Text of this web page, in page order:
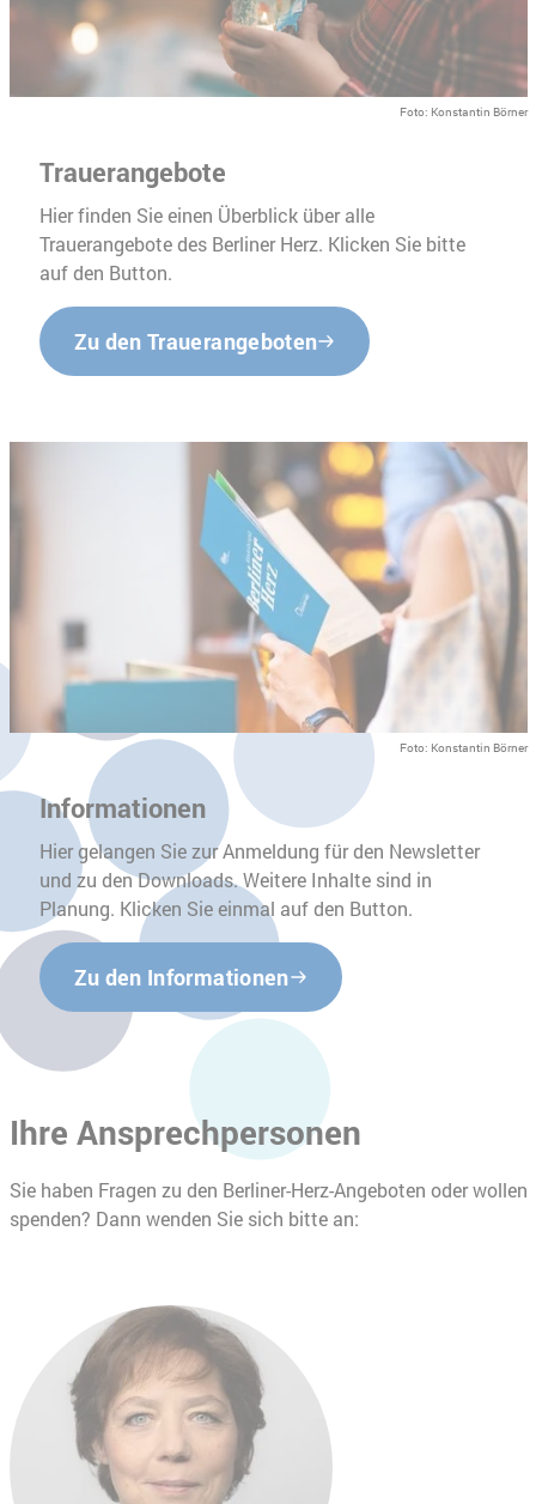
Foto: Konstantin Börner
Trauerangebote
Hier finden Sie einen Überblick über alle
Trauerangebote des Berliner Herz. Klicken Sie bitte
auf den Button.
Zu den Trauerangeboten
Foto: Konstantin Börner
Informationen
Hier gelangen Sie zur Anmeldung für den Newsletter
und zu den Downloads. Weitere Inhalte sind in
Planung. Klicken Sie einmal auf den Button.
Zu den Informationen
Ihre Ansprechpersonen
Sie haben Fragen zu den Berliner-Herz-Angeboten oder wollen
spenden? Dann wenden Sie sich bitte an: